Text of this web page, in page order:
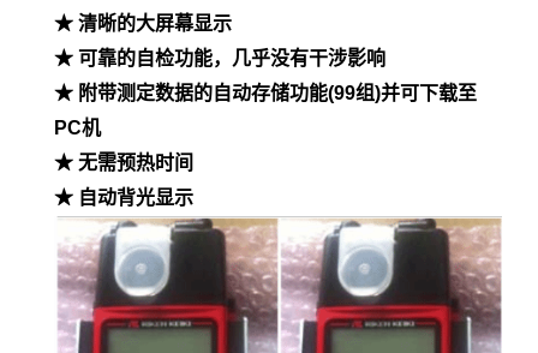
★ 清晰的大屏幕显示
★ 可靠的自检功能，几乎没有干涉影响
★ 附带测定数据的自动存储功能(99组)并可下载至
PC机
★ 无需预热时间
★ 自动背光显示